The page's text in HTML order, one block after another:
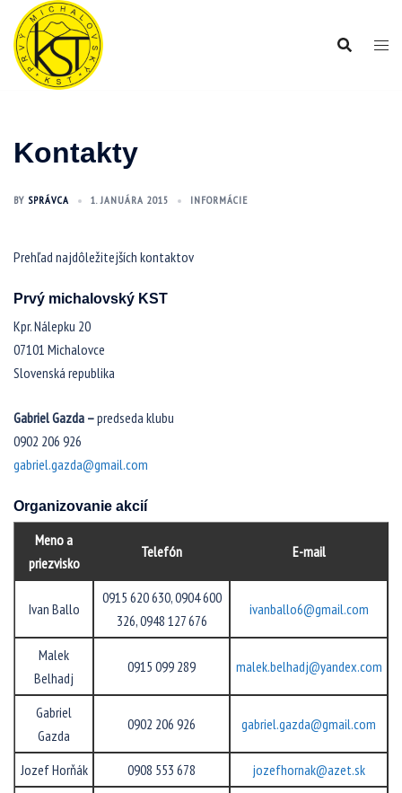
Preskočiť
obsah
Kontakty
BY SPRÁVCA 1. JANUÁRA 2015 INFORMÁCIE
Prehľad najdôležitejších kontaktov
Prvý michalovský KST
Kpr. Nálepku 20
07101 Michalovce
Slovenská republika
Gabriel Gazda –predseda klubu
0902 206 926
gabriel.gazda@gmail.com
Organizovanie akcií
Meno a
priezvisko
Telefón E-mail
Ivan Ballo
0915 620 630, 0904 600
326, 0948 127 676
ivanballo6@gmail.com
Malek
Belhadj
0915 099 289 malek.belhadj@yandex.com
Gabriel
Gazda
0902 206 926 gabriel.gazda@gmail.com
Jozef Horňák 0908 553 678
jozefhornak@azet.sk